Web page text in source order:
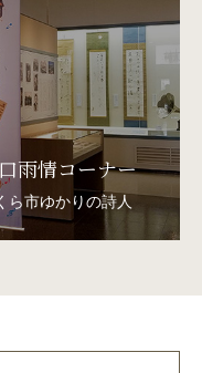
雨情コーナー
ら市ゆかりの詩人